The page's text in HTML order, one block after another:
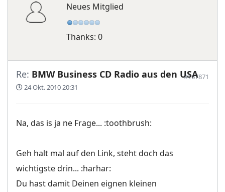
Neues Mitglied
Thanks: 0
Re: BMW Business CD Radio aus den USA
24 Okt. 2010 20:31
#167871
Na, das is ja ne Frage... :toothbrush:
Geh halt mal auf den Link, steht doch das
wichtigste drin... :harhar:
Du hast damit Deinen eignen kleinen